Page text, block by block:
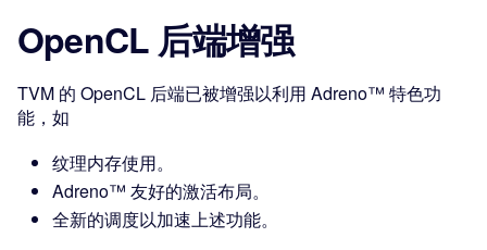
OpenCL 后端增强
TVM 的 OpenCL 后端已被增强以利用 Adreno™ 特色功
能，如
纹理内存使用。
Adreno™ 友好的激活布局。
全新的调度以加速上述功能。